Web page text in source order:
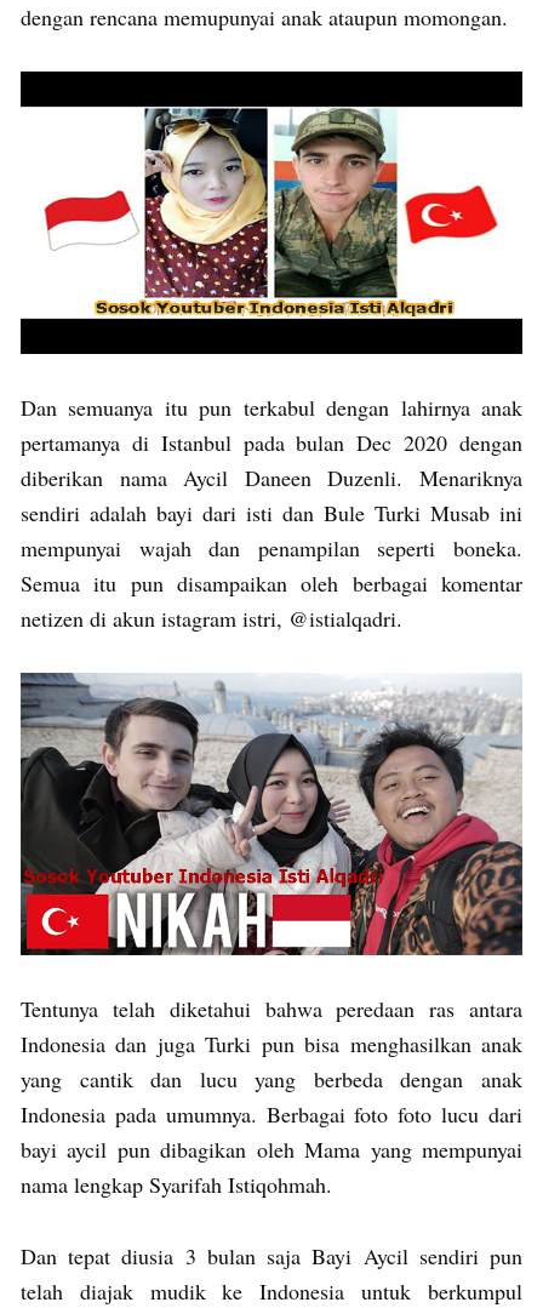
dengan rencana memupunyai anak ataupun momongan.
Dan semuanya itu pun terkabul dengan lahirnya anak
pertamanya di Istanbul pada bulan Dec 2020 dengan
diberikan nama Aycil Daneen Duzenli. Menariknya
sendiri adalah bayi dari isti dan Bule Turki Musab ini
mempunyai wajah dan penampilan seperti boneka.
Semua itu pun disampaikan oleh berbagai komentar
netizen di akun istagram istri, @istialqadri.
Tentunya telah diketahui bahwa peredaan ras antara
Indonesia dan juga Turki pun bisa menghasilkan anak
yang cantik dan lucu yang berbeda dengan anak
Indonesia pada umumnya. Berbagai foto foto lucu dari
bayi aycil pun dibagikan oleh Mama yang mempunyai
nama lengkap Syarifah Istiqohmah.
Dan tepat diusia 3 bulan saja Bayi Aycil sendiri pun
telah diajak mudik ke Indonesia untuk berkumpul